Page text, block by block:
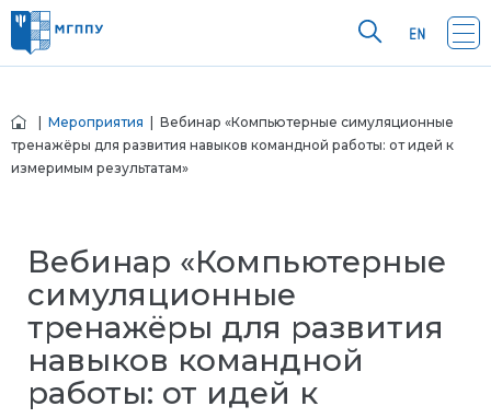
Мероприятия | Вебинар «Компьютерные симуляционные
тренажёры для развития навыков командной работы: от идей к
измеримым результатам»
Вебинар «Компьютерные
симуляционные
тренажёры для развития
навыков командной
работы: от идей к